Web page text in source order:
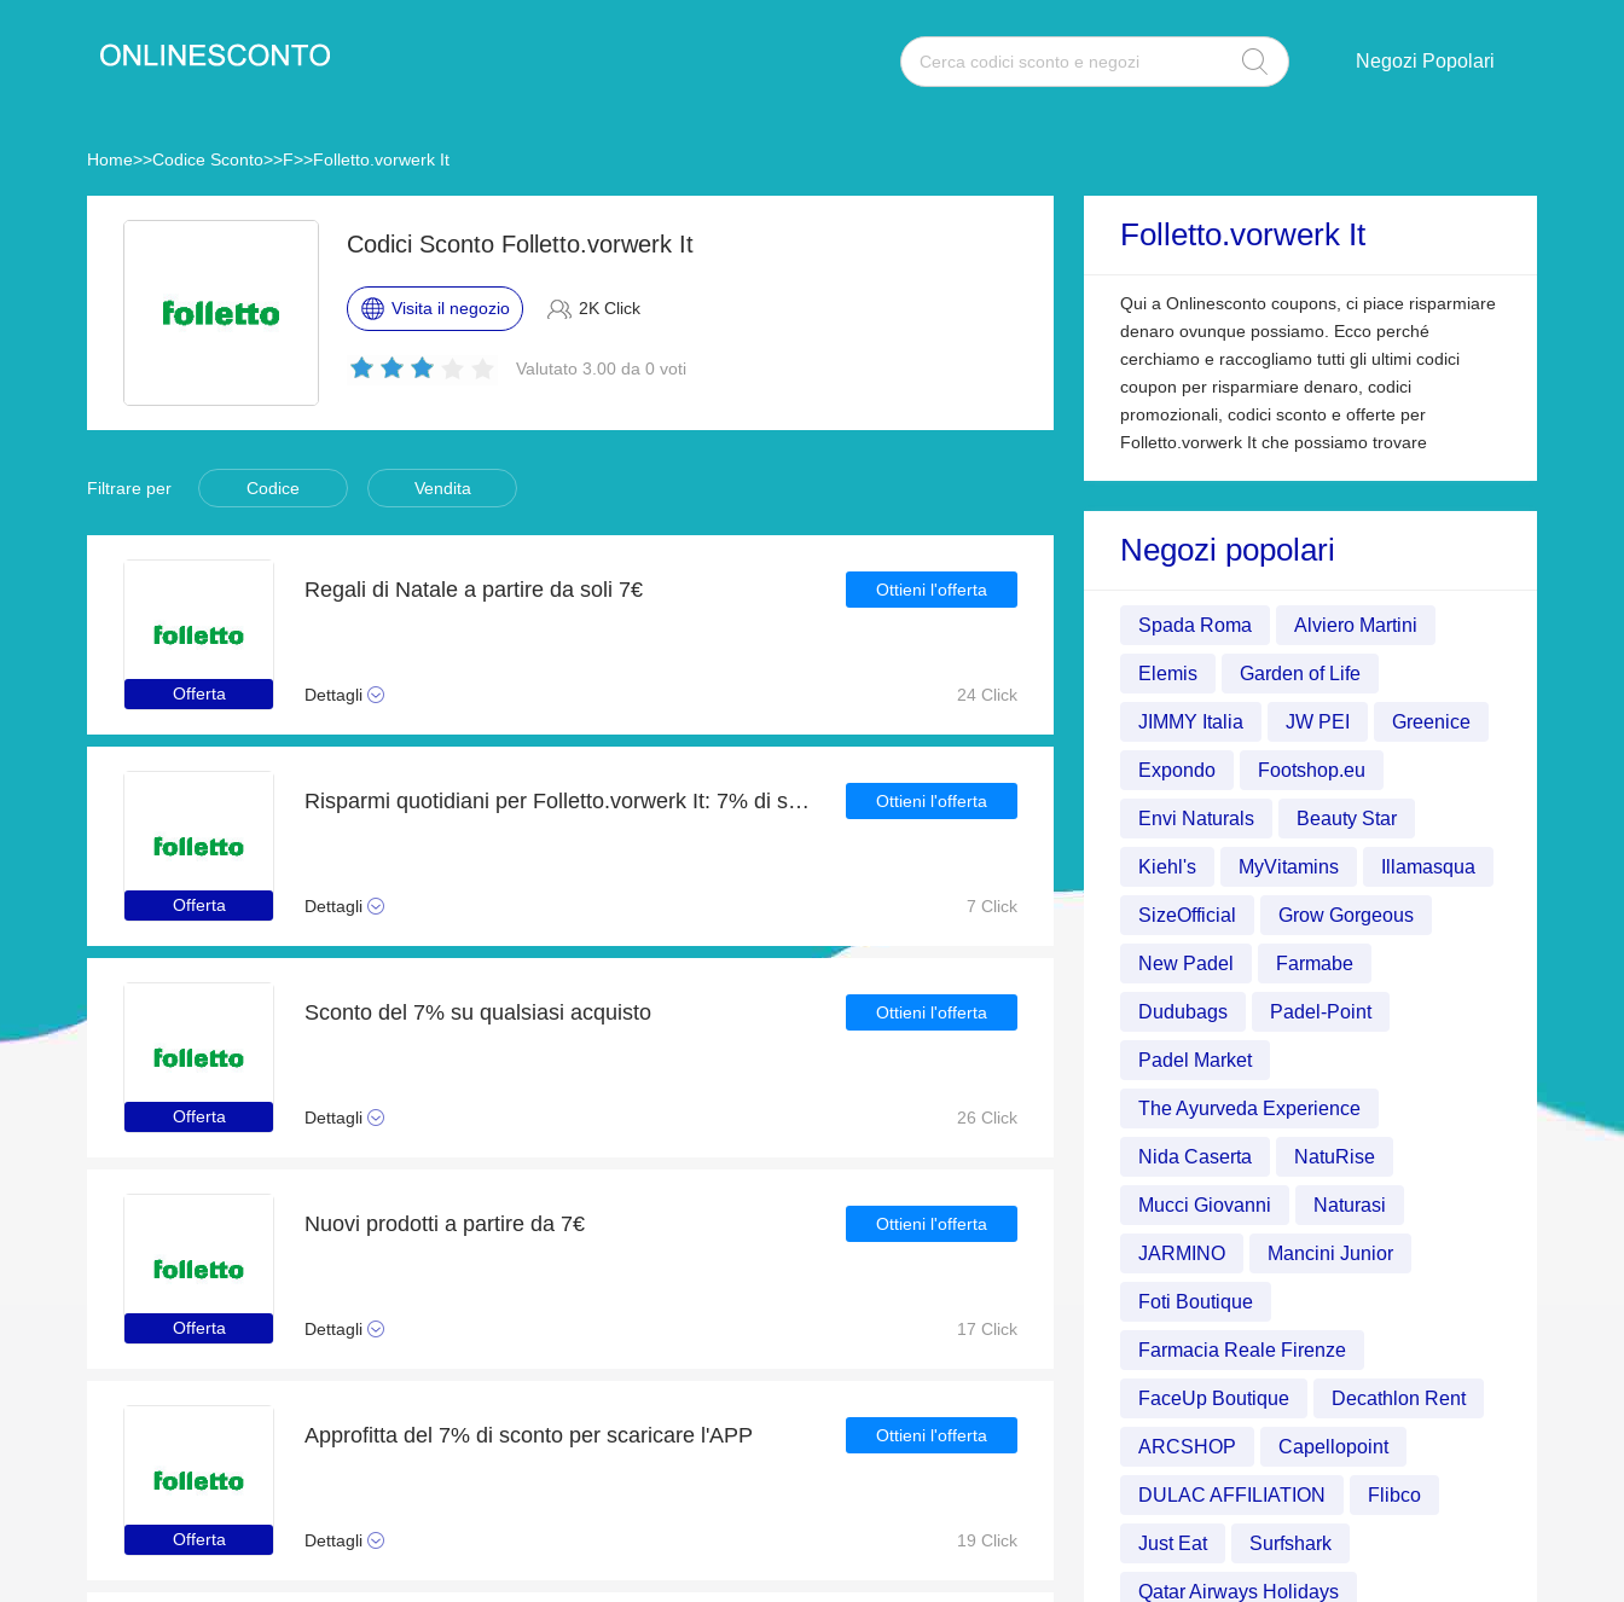
Negozi Popolari
Home>>Codice Sconto>>F>>Folletto.vorwerk It
Codici Sconto Folletto.vorwerk It
Visita il negozio 2K Click
Valutato 3.00 da 0 voti
Filtrare per Codice Vendita
Offerta
Regali di Natale a partire da soli 7€
Dettagli
Ottieni l'offerta
24 Click
Offerta
Risparmi quotidiani per Folletto.vorwerk It: 7% di sconto, omaggi e altro
Dettagli
Ottieni l'offerta
7 Click
Offerta
Sconto del 7% su qualsiasi acquisto
Dettagli
Ottieni l'offerta
26 Click
Offerta
Nuovi prodotti a partire da 7€
Dettagli
Ottieni l'offerta
17 Click
Offerta
Approfitta del 7% di sconto per scaricare l'APP
Dettagli
Ottieni l'offerta
19 Click
Folletto.vorwerk It
Qui a Onlinesconto coupons, ci piace risparmiare
denaro ovunque possiamo. Ecco perché
cerchiamo e raccogliamo tutti gli ultimi codici
coupon per risparmiare denaro, codici
promozionali, codici sconto e offerte per
Folletto.vorwerk It che possiamo trovare
Negozi popolari
Spada Roma Alviero Martini
Elemis Garden of Life
JIMMY Italia JW PEI Greenice
Expondo Footshop.eu
Envi Naturals Beauty Star
Kiehl's MyVitamins Illamasqua
SizeOfficial Grow Gorgeous
New Padel Farmabe
Dudubags Padel-Point
Padel Market
The Ayurveda Experience
Nida Caserta NatuRise
Mucci Giovanni Naturasi
JARMINO Mancini Junior
Foti Boutique
Farmacia Reale Firenze
FaceUp Boutique Decathlon Rent
ARCSHOP Capellopoint
DULAC AFFILIATION Flibco
Just Eat Surfshark
Qatar Airways Holidays